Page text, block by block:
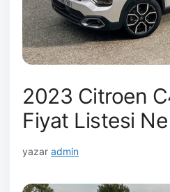
2023 Citroen
Fiyat Listesi
yazar admin